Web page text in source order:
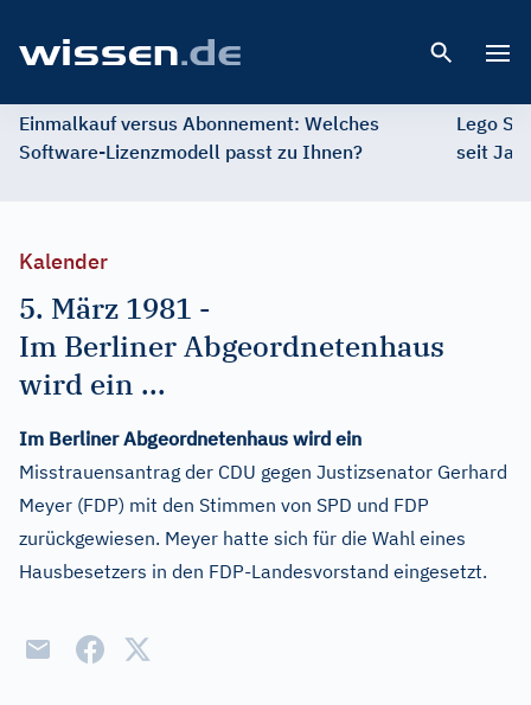
Einmalkauf versus Abonnement: Welches
Software-Lizenzmodell passt zu Ihnen?
Lego
seit
Kalender
5. März 1981 -
Im Berliner Abgeordnetenhaus
wird ein ...
Im Berliner Abgeordnetenhaus wird ein
Misstrauensantrag der CDU gegen Justizsenator Gerhard
Meyer (FDP) mit den Stimmen von SPD und FDP
zurückgewiesen. Meyer hatte sich für die Wahl eines
Hausbesetzers in den FDP-Landesvorstand eingesetzt.